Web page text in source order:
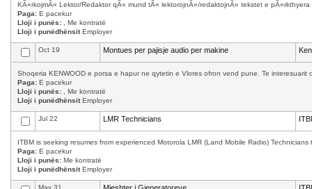
KÃ«rkojmÃ« Lektor/Redaktor qÃ« mund tÃ« lektorojnÃ«/redaktojnÃ« tekstet e
Paga: E pacekur
Lloji i punës: , Me kontratë
Lloji i punëdhënsitEmployer
Oct 19 Montues per pajisje audio per makine
Shoqeria KENWOOD e porsa e hapur ne qytetin e Vlores ofron vend pune. Te
Paga: E pacekur
Lloji i punës: , Me kontratë
Lloji i punëdhënsitEmployer
Jul 22 LMR Technicians
ITBM is seeking resumes from experienced Motorola LMR (Land Mobile Radio)
Paga: E pacekur
Lloji i punës: Me kontratë
Lloji i punëdhënsitEmployer
May 31